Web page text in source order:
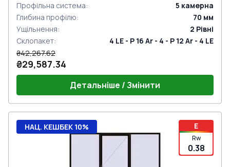
Профільна система: 5 камерна
Глибина профілю: 70 мм
Ущільнення: 2 Рівні
Склопакет:
4 LE - P 16 Ar - 4 - P 12 Ar - 4 LE
₴42,267.62
₴29,587.34
Детальніше / Змінити
E
Rw
0.38
НАЦ. КЕШБЕК 10%